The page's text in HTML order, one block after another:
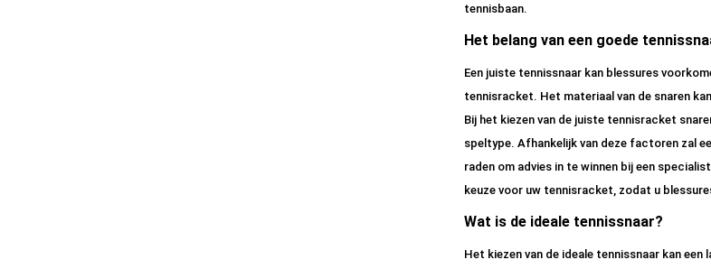
tennisbaan.
Het belang van een goede
Een juiste tennissnaar kan blessures
tennisracket. Het materiaal van de snaren
Bij het kiezen van de juiste tennisracket
speltype. Afhankelijk van deze factoren zal
raden om advies in te winnen bij een
keuze voor uw tennisracket, zodat u
Wat is de ideale tennissnaar?
Het kiezen van de ideale tennissnaar kan